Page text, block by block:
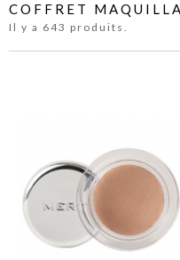
COFFRET
Il y a 643 produits.